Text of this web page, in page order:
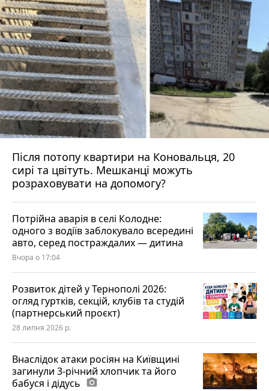
Після потопу квартири на Коновальця, 20
сирі та цвітуть. Мешканці можуть
розраховувати на допомогу?
Потрійна аварія в селі Колодне:
одного з водіїв заблокувало всередині
авто, серед постраждалих — дитина
Вчора о 17:04
Розвиток дітей у Тернополі 2026:
огляд гуртків, секцій, клубів та студій
(партнерський проєкт)
28 липня 2026 р.
Внаслідок атаки росіян на Київщині
загинули 3-річний хлопчик та його
бабуся і дідусь photo_camera